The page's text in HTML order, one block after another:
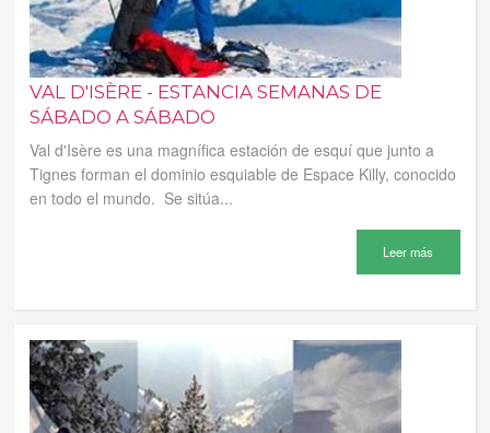
VAL D'ISÈRE - ESTANCIA SEMANAS DE
SÁBADO A SÁBADO
Val d'Isère es una magnífica estación de esquí que junto a
Tignes forman el dominio esquiable de Espace Killy, conocido
en todo el mundo. Se sitúa...
Leer más